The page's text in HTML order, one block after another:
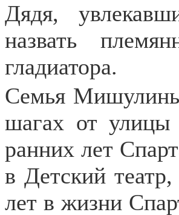
Дядя,
назвать
гладиатора.
Семья
шагах от улицы
ранних лет
в Детский
лет в жизни